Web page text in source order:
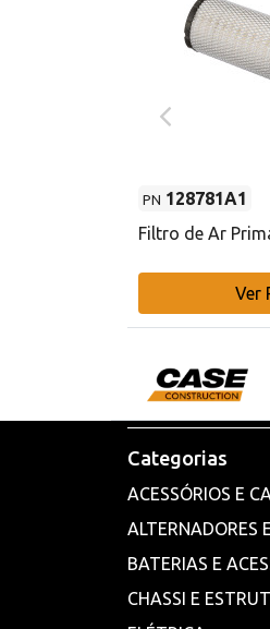
PN 128781A1
Filtro de Ar
Ver
Categorias
ACESSÓRIOS E
ALTERNADORES
BATERIAS E
CHASSI E